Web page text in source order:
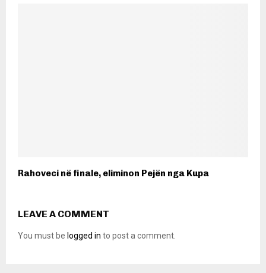
Rahoveci në finale, eliminon Pejën nga Kupa
LEAVE A COMMENT
You must be logged in to post a comment.